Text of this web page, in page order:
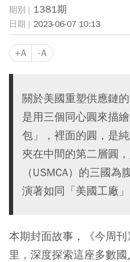
1381期
2023-06-07 10:13
+A -A
關於美國重塑供應鏈
是用三個同心圓來描
包」，裡面的圓，是
夾在中間的第二層圓
（USMCA）的三國
演著如同「美國工廠」
本期封面故事，《今周
里，深度探索這座多數